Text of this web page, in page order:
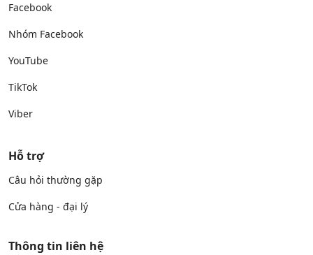
Facebook
Nhóm Facebook
YouTube
TikTok
Viber
Hỗ trợ
Câu hỏi thường gặp
Cửa hàng - đại lý
Thông tin liên hệ